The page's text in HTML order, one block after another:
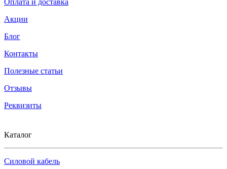
Акции
Блог
Контакты
Полезные статьи
Отзывы
Реквизиты
Каталог
Силовой кабель